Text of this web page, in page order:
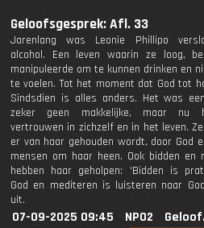
Geloofsgesprek: Afl. 33
Jarenlang was Leonie Phillipo
alcohol. Een leven waarin ze loog,
manipuleerde om te kunnen drinken en
te voelen. Tot het moment dat God tot
Sindsdien is alles anders. Het was
zeker geen makkelijke, maar nu
vertrouwen in zichzelf en in het leven.
er van haar gehouden wordt, door God
mensen om haar heen. Ook bidden en
hebben haar geholpen: 'Bidden is
God en mediteren is luisteren naar
uit.
07-09-2025 09:45 NPO2